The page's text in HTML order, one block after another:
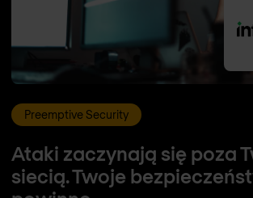
Preemptive Security
Ataki zaczynają się poza
siecią. Twoje